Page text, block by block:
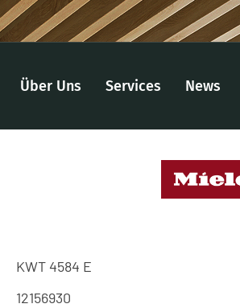
Über Uns Services News
KWT 4584 E
12156930